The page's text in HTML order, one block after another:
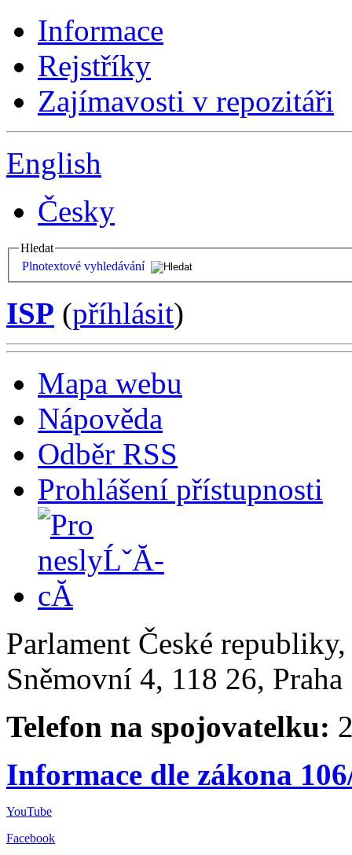
Informace
Rejstříky
Zajímavosti v repozitáři
English
Česky
Hledat
Plnotextové vyhledávání
ISP (příhlásit)
Mapa webu
Nápověda
Odběr RSS
Prohlášení přístupnosti
Parlament České
Sněmovní 4, 118 26,
Telefon na spojovatelku:
Informace dle zákona
YouTube
Facebook